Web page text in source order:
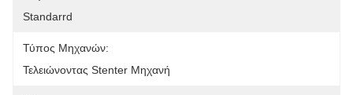
Standarrd
Τύπος Μηχανών:
Τελειώνοντας Stenter Μηχανή